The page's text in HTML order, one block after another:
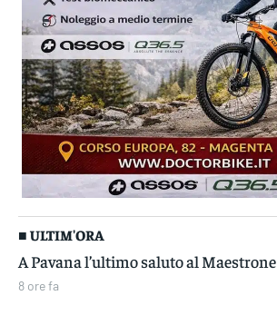
■ ULTIM'ORA
A Pavana l’ultimo saluto al Maestrone
8 ore fa